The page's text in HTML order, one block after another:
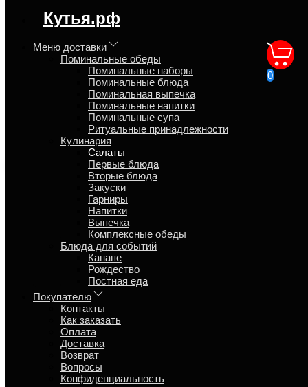
регион доставки:
Московская область
Кутья.рф
Меню доставки
Поминальные обеды
Поминальные наборы
Поминальные блюда
Поминальная выпечка
Поминальные напитки
Поминальные супа
Ритуальные принадлежности
Кулинария
Салаты
Первые блюда
Вторые блюда
Закуски
Гарниры
Напитки
Выпечка
Комплексные обеды
Блюда для событий
Канапе
Рождество
Постная еда
Покупателю
Контакты
Как заказать
Оплата
Доставка
Возврат
Вопросы
Конфиденциальность
0
Салат из фунчозы доставка
Салаты
Характеристики
Страница
Страница
Лапша рисовая фунчоза, огурец свежий, перец
болгарский, морковь, заправка для спаржи, масло,
уксус. Лоток 500 гр. ~4 персоны.
Время приготовления
t° хранения
Срок годности
Ситуация для поминок
Повод
Банкет, Обед, Пост, Ужин